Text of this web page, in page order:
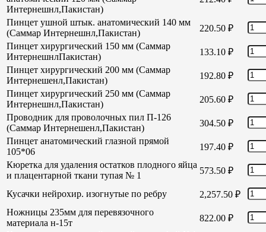
Интернешнл,Пакистан)
Пинцет ушной штык. анатомический 140 мм
(Саммар Интернешнл,Пакистан)
220.50 ₽
Пинцет хирургический 150 мм (Саммар
ИнтернешнлПакистан)
133.10 ₽
Пинцет хирургический 200 мм (Саммар
Интернешенл,Пакистан)
192.80 ₽
Пинцет хирургический 250 мм (Саммар
Интернешнл,Пакистан)
205.60 ₽
Проводник для проволочных пил П-126
(Саммар Интернешенл,Пакистан)
304.50 ₽
Пинцет анатомический глазной прямой
105*06
197.40 ₽
Кюретка для удаления остатков плодного яйца
и плацентарной ткани тупая № 1
573.50 ₽
Кусачки нейрохир. изогнутые по ребру 2,257.50 ₽
Ножницы 235мм для перевязочного
материала н-15т
822.00 ₽